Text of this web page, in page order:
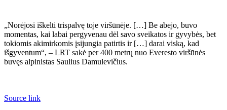
„Norėjosi iškelti trispalvę toje viršūnėje. […] Be abejo, buvo
momentas, kai labai pergyvenau dėl savo sveikatos ir gyvybės, bet
tokiomis akimirkomis įsijungia patirtis ir […] darai viską, kad
išgyventum“, – LRT sakė per 400 metrų nuo Everesto viršūnės
buvęs alpinistas Saulius Damulevičius.
Source link